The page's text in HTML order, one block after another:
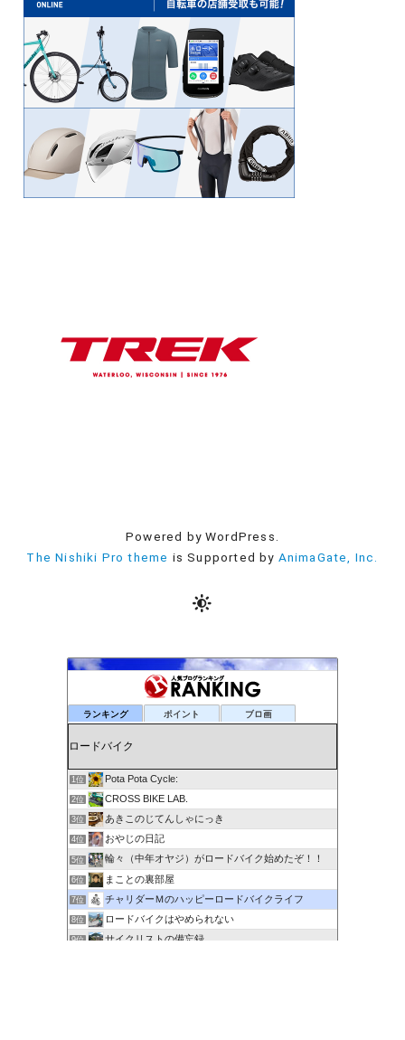
Powered by WordPress.
The Nishiki Pro theme is Supported by AnimaGate, Inc.
ランキング ポイント ブロ画
1位 Pota Pota Cycle:
2位 CROSS BIKE LAB.
3位 あきこのじてんしゃにっき
4位 おやじの日記
5位 輪々（中年オヤジ）がロードバイク始めたぞ！！
6位 まことの裏部屋
7位 チャリダーＭのハッピーロードバイクライフ
8位 ロードバイクはやめられない
9位 サイクリストの備忘録